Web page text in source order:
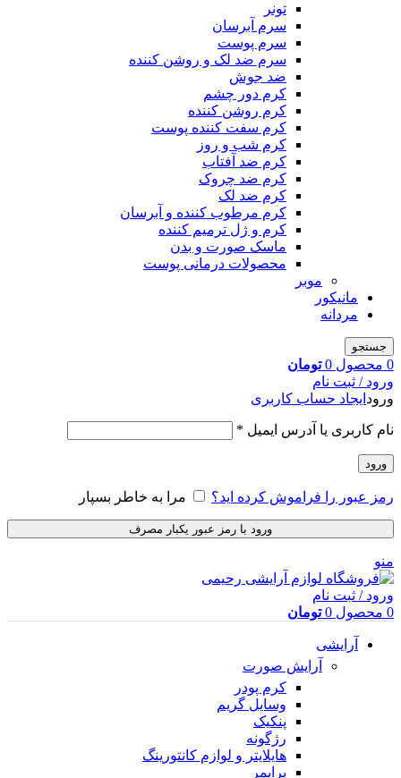
تونر
سرم آبرسان
سرم پوست
سرم ضد لک و روشن کننده
ضد جوش
کرم دور چشم
کرم روشن کننده
کرم سفت کننده پوست
کرم شب و روز
کرم ضد آفتاب
کرم ضد چروک
کرم ضد لک
کرم مرطوب کننده و آبرسان
کرم و ژل ترمیم کننده
ماسک صورت و بدن
محصولات درمانی پوست
موبر
مانیکور
مردانه
جستجو
0 محصول 0 تومان
ورود / ثبت نام
ورود ایجاد حساب کاربری
نام کاربری یا آدرس ایمیل *
ورود
رمز عبور را فراموش کرده اید؟ مرا به خاطر بسپار
ورود با رمز عبور یکبار مصرف
منو
ورود / ثبت نام
0 محصول 0 تومان
آرایشی
آرایش صورت
کرم پودر
وسایل گریم
پنکیک
رژگونه
هایلایتر و لوازم کانتورینگ
پرایمر